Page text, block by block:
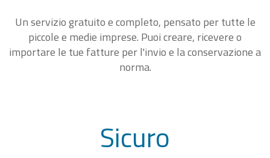
Un servizio gratuito e completo, pensato per tutte le
piccole e medie imprese. Puoi creare, ricevere o
importare le tue fatture per l'invio e la conservazione a
norma.
Sicuro